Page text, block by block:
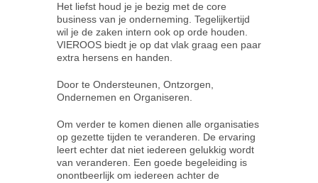
Het liefst houd je je bezig met de core
business van je onderneming. Tegelijkertijd
wil je de zaken intern ook op orde houden.
VIEROOS biedt je op dat vlak graag een paar
extra hersens en handen.
Door te Ondersteunen, Ontzorgen,
Ondernemen en Organiseren.
Om verder te komen dienen alle organisaties
op gezette tijden te veranderen. De ervaring
leert echter dat niet iedereen gelukkig wordt
van veranderen. Een goede begeleiding is
onontbeerlijk om iedereen achter de